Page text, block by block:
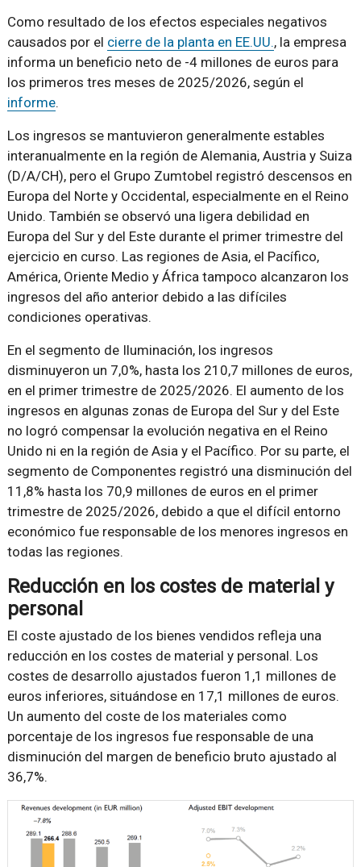
Como resultado de los efectos especiales negativos
causados ​​por el cierre de la planta en EE.UU., la empresa
informa un beneficio neto de -4 millones de euros para
los primeros tres meses de 2025/2026, según el
informe.
Los ingresos se mantuvieron generalmente estables
interanualmente en la región de Alemania, Austria y Suiza
(D/A/CH), pero el Grupo Zumtobel registró descensos en
Europa del Norte y Occidental, especialmente en el Reino
Unido. También se observó una ligera debilidad en
Europa del Sur y del Este durante el primer trimestre del
ejercicio en curso. Las regiones de Asia, el Pacífico,
América, Oriente Medio y África tampoco alcanzaron los
ingresos del año anterior debido a las difíciles
condiciones operativas.
En el segmento de Iluminación, los ingresos
disminuyeron un 7,0%, hasta los 210,7 millones de euros,
en el primer trimestre de 2025/2026. El aumento de los
ingresos en algunas zonas de Europa del Sur y del Este
no logró compensar la evolución negativa en el Reino
Unido ni en la región de Asia y el Pacífico. Por su parte, el
segmento de Componentes registró una disminución del
11,8% hasta los 70,9 millones de euros en el primer
trimestre de 2025/2026, debido a que el difícil entorno
económico fue responsable de los menores ingresos en
todas las regiones.
Reducción en los costes de material y
personal
El coste ajustado de los bienes vendidos refleja una
reducción en los costes de material y personal. Los
costes de desarrollo ajustados fueron 1,1 millones de
euros inferiores, situándose en 17,1 millones de euros.
Un aumento del coste de los materiales como
porcentaje de los ingresos fue responsable de una
disminución del margen de beneficio bruto ajustado al
36,7%.